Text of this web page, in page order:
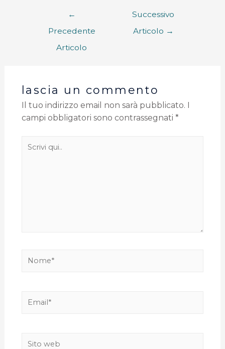
←
Precedente
Articolo
Successivo
Articolo →
lascia un commento
Il tuo indirizzo email non sarà pubblicato.
campi obbligatori sono contrassegnati *